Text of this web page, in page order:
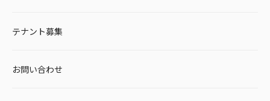
テナント募集
お問い合わせ